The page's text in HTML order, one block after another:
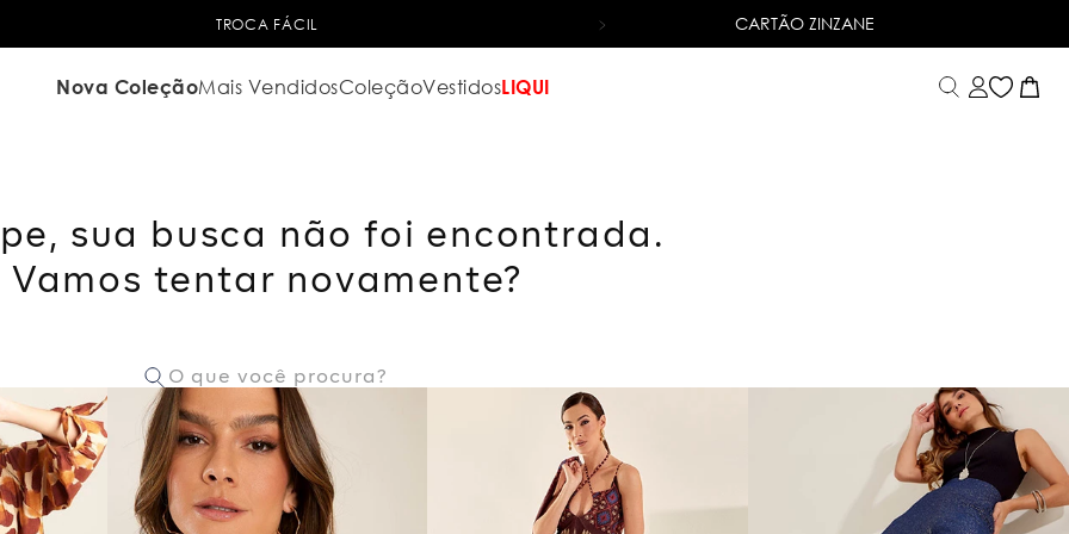
TROCA FÁCIL 6X SEM JUROSNO CARTÃO DE CRÉDITO
CARTÃO ZINZANE
Nova ColeçãoMais VendidosColeçãoVestidosLIQUI
sua busca não foi encontrada.
Vamos tentar novamente?